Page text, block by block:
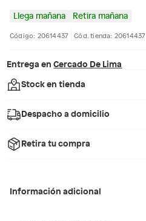
Llega mañana Retira mañana
Código: 20614437 Cód. tienda: 20614437
Entrega en Cercado De Lima
Stock en tienda
Despacho a domicilio
Retira tu compra
Información adicional